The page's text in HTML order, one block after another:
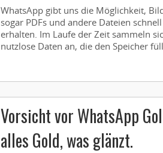
WhatsApp gibt uns die Möglichkeit,
sogar PDFs und andere Dateien
erhalten. Im Laufe der Zeit sammeln
nutzlose Daten an, die den Speicher
Vorsicht vor WhatsApp
alles Gold, was glänzt.